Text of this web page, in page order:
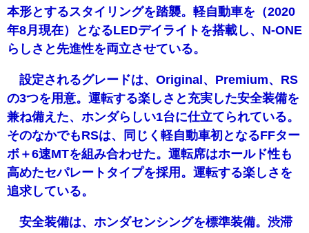
本形とするスタイリングを踏襲。軽自動車を（2020
年8月現在）となるLEDデイライトを搭載し、N-ONE
らしさと先進性を両立させている。
設定されるグレードは、Original、Premium、RS
の3つを用意。運転する楽しさと充実した安全装備を
兼ね備えた、ホンダらしい1台に仕立てられている。
そのなかでもRSは、同じく軽自動車初となるFFター
ボ＋6速MTを組み合わせた。運転席はホールド性も
高めたセパレートタイプを採用。運転する楽しさを
追求している。
安全装備は、ホンダセンシングを標準装備。渋滞